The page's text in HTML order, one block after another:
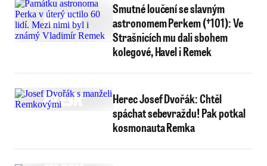
Smutné loučení se slavným
astronomem Perkem (†101): Ve
Strašnicích mu dali sbohem
kolegové, Havel i Remek
Herec Josef Dvořák: Chtěl
spáchat sebevraždu! Pak potkal
kosmonauta Remka